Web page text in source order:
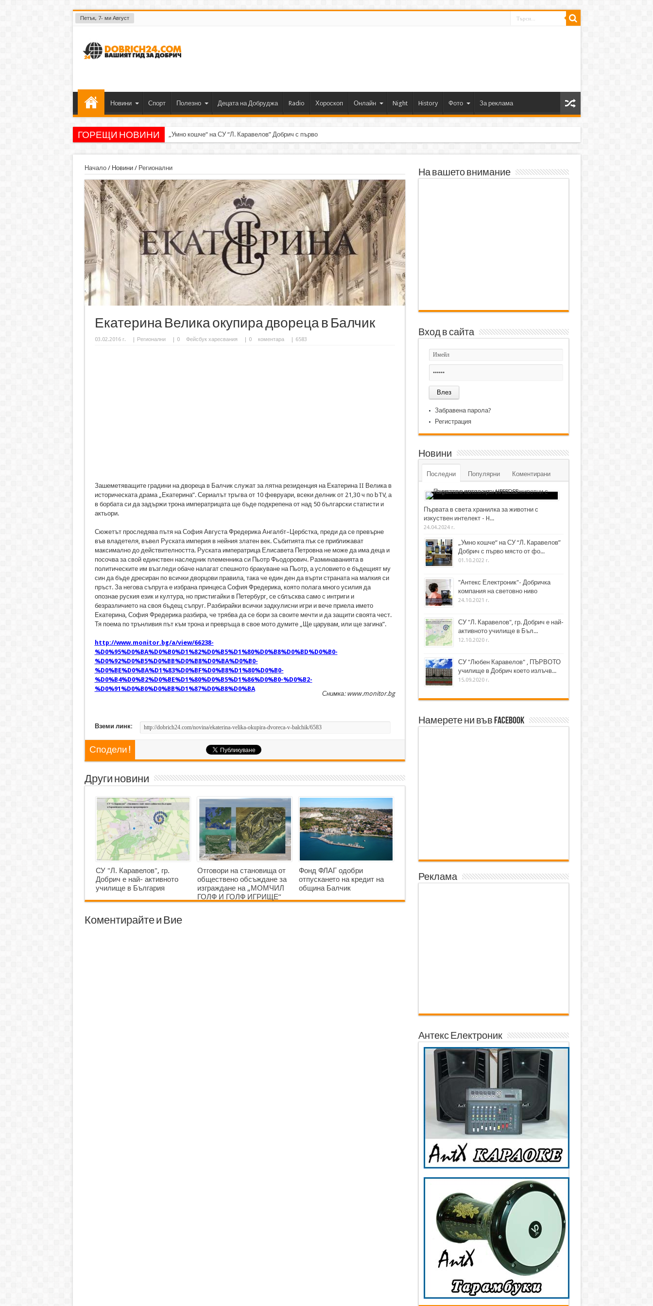
Петък, 7- ми Август
Новини Спорт Полезно Децата на Добруджа Radio Хороскоп Онлайн Night History Фото За реклама
ГОРЕЩИ НОВИНИ „Умно кошче“ на СУ “Л. Каравелов” Добрич с първо място от форум по роботика
Начало/ Новини/ Регионални
Екатерина Велика окупира двореца в Балчик
03.02.2016 г. Регионални 0 Фейсбук харесвания 0 коментара | 6583
Зашеметяващите градини на двореца в Балчик служат за лятна резиденция на Екатерина II Велика в
историческата драма „Екатерина”. Сериалът тръгва от 10 февруари, всеки делник от 21,30 ч по bTV, а
в борбата си да задържи трона императрицата ще бъде подкрепена от над 50 български статисти и
актьори.
Сюжетът проследява пътя на София Августа Фредерика Ангалбт–Цербстка, преди да се превърне
във владетеля, въвел Руската империя в нейния златен век. Събитията пък се приближават
максимално до действителността. Руската императрица Елисавета Петровна не може да има деца и
посочва за свой единствен наследник племенника си Пьотр Фьодорович. Разминаванията в
политическите им възгледи обаче налагат спешното бракуване на Пьотр, а условието е бъдещият му
син да бъде дресиран по всички дворцови правила, така че един ден да върти страната на малкия си
пръст. За негова съпруга е избрана принцеса София Фредерика, която полага много усилия да
опознае руския език и култура, но пристигайки в Петербург, се сблъсква само с интриги и
безразличието на своя бъдещ съпруг. Разбирайки всички задкулисни игри и вече приела името
Екатерина, София Фредерика разбира, че трябва да се бори за своите мечти и да защити своята чест.
Тя поема по трънливия път към трона и превръща в свое мото думите „Ще царувам, или ще загина”.
http://www.monitor.bg/a/view/66238-
%D0%95%D0%BA%D0%B0%D1%82%D0%B5%D1%80%D0%B8%D0%BD%D0%B0-
%D0%92%D0%B5%D0%BB%D0%B8%D0%BA%D0%B0-
%D0%BE%D0%BA%D1%83%D0%BF%D0%B8%D1%80%D0%B0-
%D0%B4%D0%B2%D0%BE%D1%80%D0%B5%D1%86%D0%B0-%D0%B2-
%D0%91%D0%B0%D0%BB%D1%87%D0%B8%D0%BA
Снимка: www.monitor.bg
Вземи линк:
Сподели !
Други новини
СУ "Л. Каравелов", гр.
Добрич е най- активното
училище в България
Отговори на становища от
обществено обсъждане за
изграждане на „МОМЧИЛ
ГОЛФ И ГОЛФ ИГРИЩЕ”
Фонд ФЛАГ одобри
отпускането на кредит на
община Балчик
Коментирайте и Вие
На вашето внимание
Вход в сайта
Забравена парола?
Регистрация
Новини
Последни Популярни Коментирани
Първата в света хранилка за животни с
изкуствен интелект - H...
24.04.2024 г.
„Умно кошче“ на СУ “Л. Каравелов”
Добрич с първо място от фо...
01.10.2022 г.
"Антекс Електроник"- Добричка
компания на световно ниво
24.10.2021 г.
СУ "Л. Каравелов", гр. Добрич е най-
активното училище в Бъл...
12.10.2020 г.
СУ "Любен Каравелов" , ПЪРВОТО
училище в Добрич което излъчв...
15.09.2020 г.
Намерете ни във Facebook
Реклама
Антекс Електроник